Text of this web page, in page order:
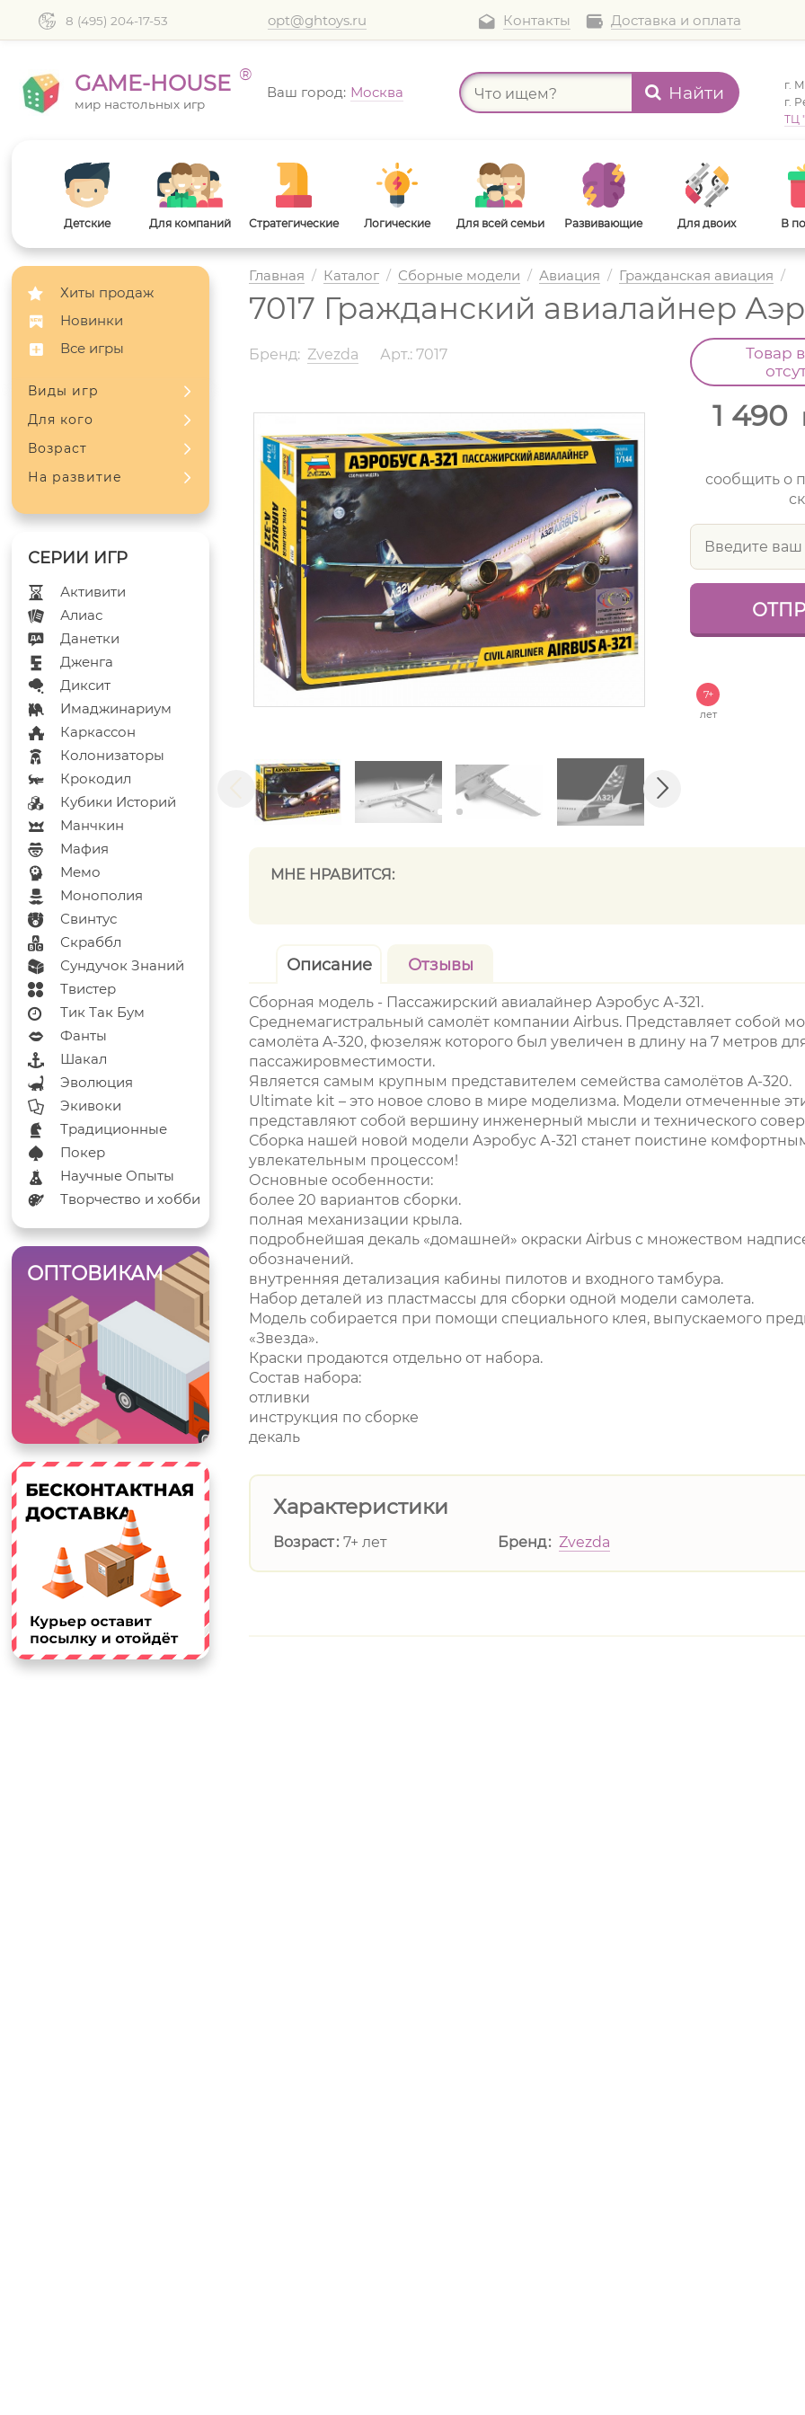
8 (495) 204-17-53 opt@ghtoys.ru Контакты Доставка и оплата
GAME-HOUSE ®
мир настольных игр
Ваш город: Москва Найти г.
г.
ТЦ
Детские Для компаний Стратегические Логические Для всей семьи Развивающие Для двоих В
Хиты продаж
Новинки
Все игры
Виды игр
Для кого
Возраст
На развитие
Активити
Алиас
Данетки
Дженга
Диксит
Имаджинариум
Каркассон
Колонизаторы
Крокодил
Кубики Историй
Манчкин
Мафия
Мемо
Монополия
Свинтус
Скраббл
Сундучок Знаний
Твистер
Тик Так Бум
Фанты
Шакал
Эволюция
Экивоки
Традиционные
Покер
Научные Опыты
Творчество и хобби
ОПТОВИКАМ
Главная / Каталог / Сборные модели / Авиация / Гражданская авиация /
7017 Гражданский авиалайнер
Бренд: Zvezda Арт.: 7017
Товар
1 490
сообщить о
7+
лет
МНЕ НРАВИТСЯ:
Описание Отзывы
Сборная модель - Пассажирский авиалайнер Аэробус А-321.
Среднемагистральный самолёт компании Airbus. Представляет собой
самолёта A-320, фюзеляж которого был увеличен в длину на 7 метров
пассажировместимости.
Является самым крупным представителем семейства самолётов A-320.
Ultimate kit – это новое слово в мире моделизма. Модели отмеченные
представляют собой вершину инженерный мысли и технического
Сборка нашей новой модели Аэробус А-321 станет поистине
увлекательным процессом!
Основные особенности:
более 20 вариантов сборки.
полная механизации крыла.
подробнейшая декаль «домашней» окраски Airbus с множеством
обозначений.
внутренняя детализация кабины пилотов и входного тамбура.
Набор деталей из пластмассы для сборки одной модели самолета.
Модель собирается при помощи специального клея, выпускаемого
«Звезда».
Краски продаются отдельно от набора.
Состав набора:
отливки
инструкция по сборке
декаль
Характеристики
Возраст 7+ лет Бренд Zvezda